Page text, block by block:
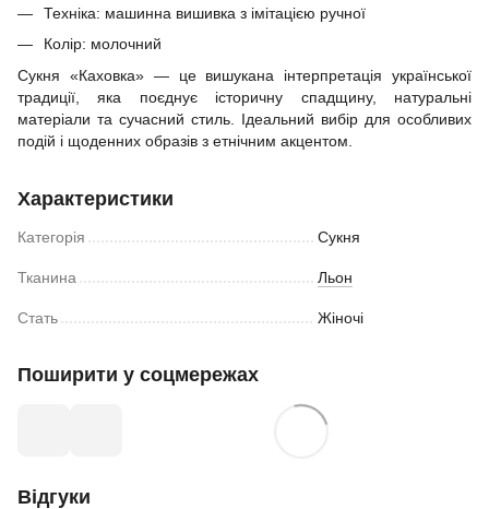
Техніка: машинна вишивка з імітацією ручної
Колір: молочний
Сукня «Каховка» — це вишукана інтерпретація української
традиції, яка поєднує історичну спадщину, натуральні
матеріали та сучасний стиль. Ідеальний вибір для особливих
подій і щоденних образів з етнічним акцентом.
Характеристики
Категорія Сукня
Тканина Льон
Стать Жіночі
Поширити у соцмережах
Відгуки